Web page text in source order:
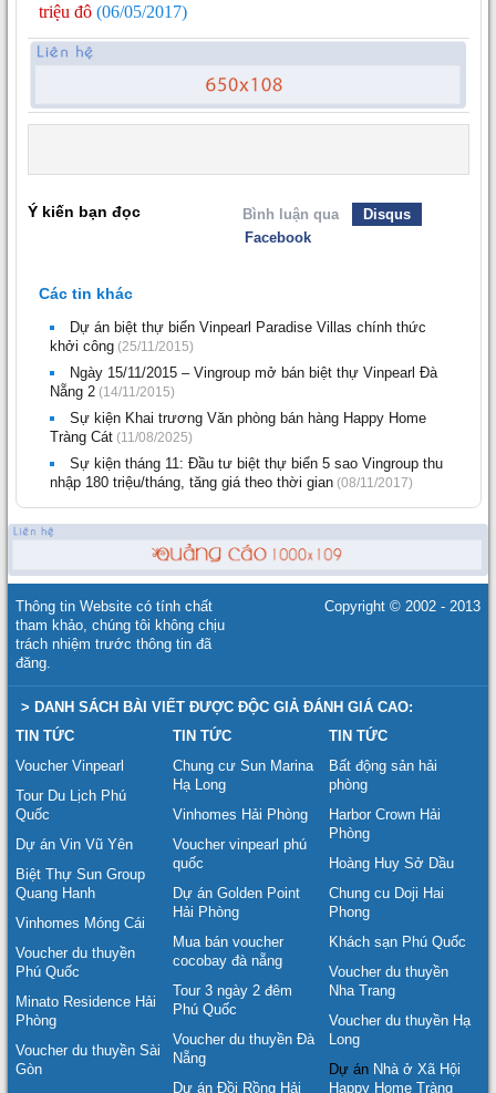
triệu đô (06/05/2017)
Ý kiến bạn đọc Bình luận qua
Disqus
Facebook
Các tin khác
Dự án biệt thự biển Vinpearl Paradise Villas chính thức
khởi công (25/11/2015)
Ngày 15/11/2015 – Vingroup mở bán biệt thự Vinpearl Đà
Nẵng 2 (14/11/2015)
Sự kiện Khai trương Văn phòng bán hàng Happy Home
Tràng Cát (11/08/2025)
Sự kiện tháng 11: Đầu tư biệt thự biển 5 sao Vingroup thu
nhập 180 triệu/tháng, tăng giá theo thời gian (08/11/2017)
Thông tin Website có tính chất
tham khảo, chúng tôi không chịu
trách nhiệm trước thông tin đã
đăng.
Copyright © 2002 - 2013
> DANH SÁCH BÀI VIẾT ĐƯỢC ĐỘC GIẢ ĐÁNH GIÁ CAO:
TIN TỨC
Voucher Vinpearl
Tour Du Lịch Phú
Quốc
Dự án Vin Vũ Yên
Biệt Thự Sun Group
Quang Hanh
Vinhomes Móng Cái
Voucher du thuyền
Phú Quốc
Minato Residence Hải
Phòng
Voucher du thuyền Sài
Gòn
TIN TỨC
Chung cư Sun Marina
Hạ Long
Vinhomes Hải Phòng
Voucher vinpearl phú
quốc
Dự án Golden Point
Hải Phòng
Mua bán voucher
cocobay đà nẵng
Tour 3 ngày 2 đêm
Phú Quốc
Voucher du thuyền Đà
Nẵng
Dự án Đồi Rồng Hải
TIN TỨC
Bất động sản hải
phòng
Harbor Crown Hải
Phòng
Hoàng Huy Sở Dầu
Chung cu Doji Hai
Phong
Khách sạn Phú Quốc
Voucher du thuyền
Nha Trang
Voucher du thuyền Hạ
Long
Dự án Nhà ở Xã Hội
Happy Home Tràng